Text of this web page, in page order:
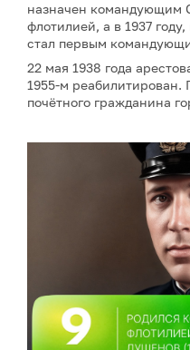
назначен командующим
флотилией, а в 1937
стал первым
22 мая 1938 года
1955-м реабилитирован.
почётного гражданина